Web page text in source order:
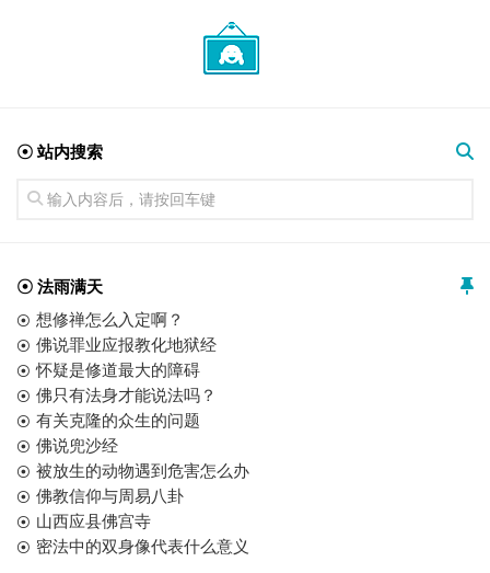
☉ 站内搜索
☉ 法雨满天
想修禅怎么入定啊？
佛说罪业应报教化地狱经
怀疑是修道最大的障碍
佛只有法身才能说法吗？
有关克隆的众生的问题
佛说兜沙经
被放生的动物遇到危害怎么办
佛教信仰与周易八卦
山西应县佛宫寺
密法中的双身像代表什么意义